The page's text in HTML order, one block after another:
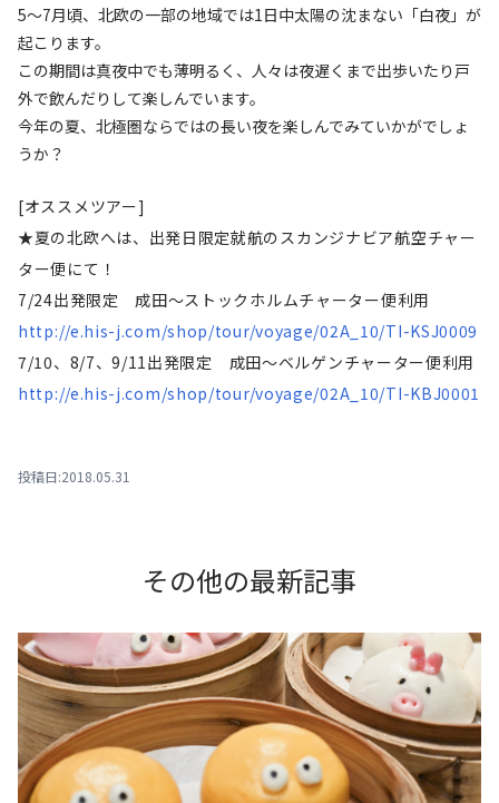
5～7月頃、北欧の一部の地域では1日中太陽の沈まない「白夜」が
起こります。
この期間は真夜中でも薄明るく、人々は夜遅くまで出歩いたり戸
外で飲んだりして楽しんでいます。
今年の夏、北極圏ならではの長い夜を楽しんでみていかがでしょ
うか？
[オススメツアー]
★夏の北欧へは、出発日限定就航のスカンジナビア航空チャー
ター便にて！
7/24出発限定 成田～ストックホルムチャーター便利用
http://e.his-j.com/shop/tour/voyage/02A_10/TI-KSJ0009
7/10、8/7、9/11出発限定 成田～ベルゲンチャーター便利用
http://e.his-j.com/shop/tour/voyage/02A_10/TI-KBJ0001
投稿日:2018.05.31
その他の最新記事